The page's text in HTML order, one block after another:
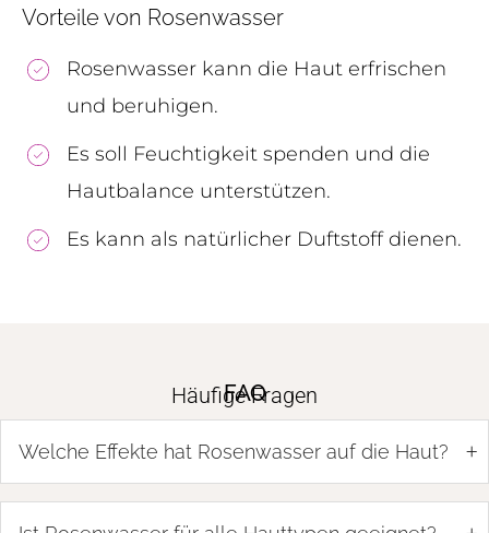
Vorteile von Rosenwasser
Rosenwasser kann die Haut erfrischen
und beruhigen.
Es soll Feuchtigkeit spenden und die
Hautbalance unterstützen.
Es kann als natürlicher Duftstoff dienen.
FAQ
Häufige Fragen
Welche Effekte hat Rosenwasser auf die Haut? +